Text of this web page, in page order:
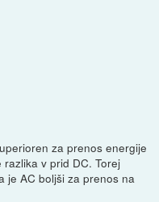
za prenos energije
v prid DC. Torej
je AC boljši za prenos na